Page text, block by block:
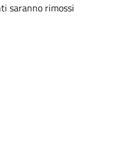
saranno rimossi